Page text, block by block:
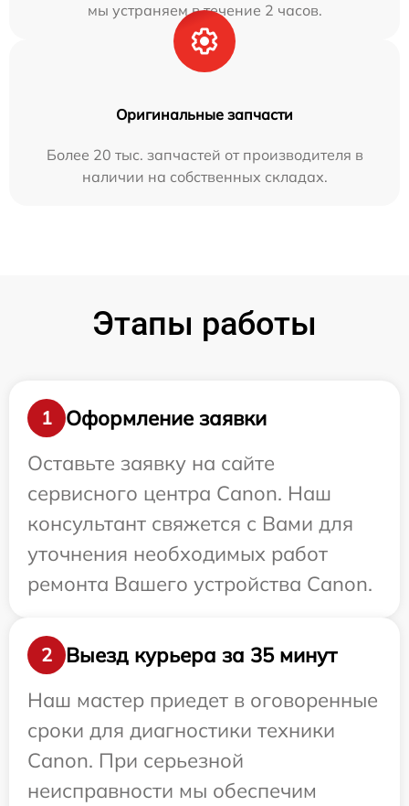
мы устраняем в течение 2 часов.
Оригинальные запчасти
Более 20 тыс. запчастей от производителя в
наличии на собственных складах.
Этапы работы
1
Оформление заявки
Оставьте заявку на сайте
сервисного центра Canon. Наш
консультант свяжется с Вами для
уточнения необходимых работ
ремонта Вашего устройства Canon.
2
Выезд курьера за 35 минут
Наш мастер приедет в оговоренные
сроки для диагностики техники
Canon. При серьезной
неисправности мы обеспечим